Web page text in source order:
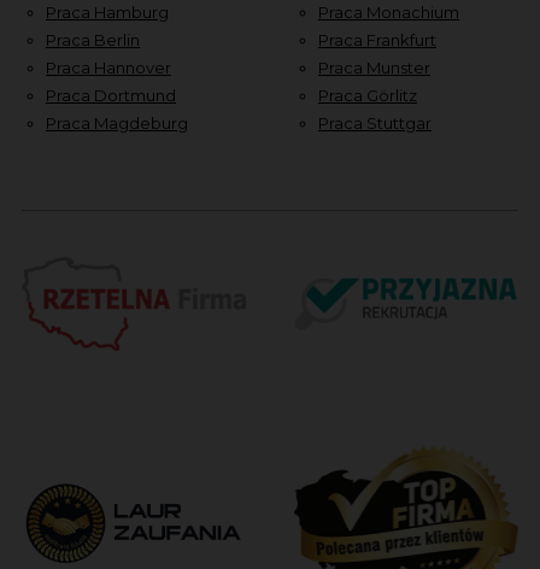
Praca Hamburg
Praca Berlin
Praca Hannover
Praca Dortmund
Praca Magdeburg
Praca Monachium
Praca Frankfurt
Praca Munster
Praca Görlitz
Praca Stuttgar